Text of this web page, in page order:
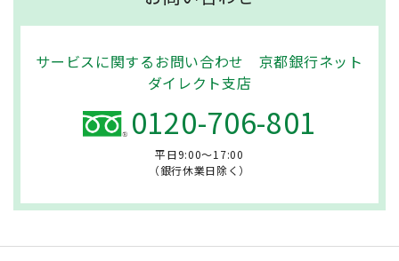
サービスに関するお問い合わせ 京都銀行ネット
ダイレクト支店
0120-706-801
平日9:00～17:00
（銀行休業日除く）